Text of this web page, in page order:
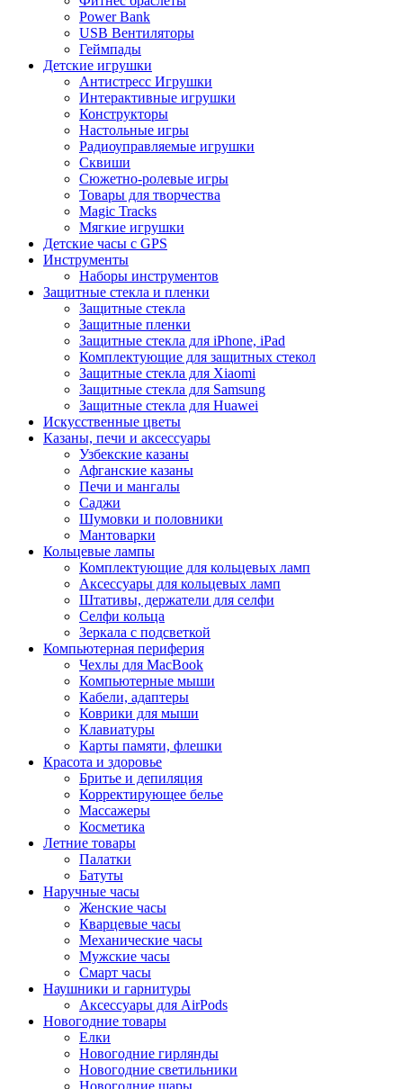
Power Bank
USB Вентиляторы
Геймпады
Детские игрушки
Антистресс Игрушки
Интерактивные игрушки
Конструкторы
Настольные игры
Радиоуправляемые игрушки
Сквиши
Сюжетно-ролевые игры
Товары для творчества
Magic Tracks
Мягкие игрушки
Детские часы с GPS
Инструменты
Наборы инструментов
Защитные стекла и пленки
Защитные стекла
Защитные пленки
Защитные стекла для iPhone, iPad
Комплектующие для защитных стекол
Защитные стекла для Xiaomi
Защитные стекла для Samsung
Защитные стекла для Huawei
Искусственные цветы
Казаны, печи и аксессуары
Узбекские казаны
Афганские казаны
Печи и мангалы
Саджи
Шумовки и половники
Мантоварки
Кольцевые лампы
Комплектующие для кольцевых ламп
Аксессуары для кольцевых ламп
Штативы, держатели для селфи
Селфи кольца
Зеркала с подсветкой
Компьютерная периферия
Чехлы для MacBook
Компьютерные мыши
Кабели, адаптеры
Коврики для мыши
Клавиатуры
Карты памяти, флешки
Красота и здоровье
Бритье и депиляция
Корректирующее белье
Массажеры
Косметика
Летние товары
Палатки
Батуты
Наручные часы
Женские часы
Кварцевые часы
Механические часы
Мужские часы
Смарт часы
Наушники и гарнитуры
Аксессуары для AirPods
Новогодние товары
Елки
Новогодние гирлянды
Новогодние светильники
Новогодние шары